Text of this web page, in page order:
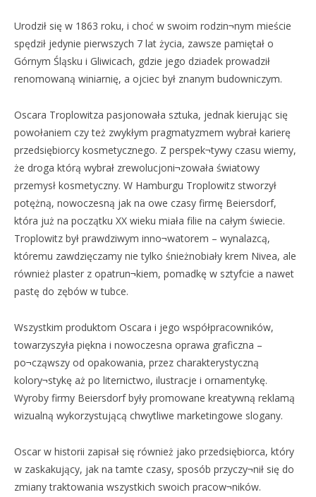
Urodził się w 1863 roku, i choć w swoim rodzin¬nym mieście
spędził jedynie pierwszych 7 lat życia, zawsze pamiętał o
Górnym Śląsku i Gliwicach, gdzie jego dziadek prowadził
renomowaną winiarnię, a ojciec był znanym budowniczym.
Oscara Troplowitza pasjonowała sztuka, jednak kierując się
powołaniem czy też zwykłym pragmatyzmem wybrał karierę
przedsiębiorcy kosmetycznego. Z perspek¬tywy czasu wiemy,
że droga którą wybrał zrewolucjoni¬zowała światowy
przemysł kosmetyczny. W Hamburgu Troplowitz stworzył
potężną, nowoczesną jak na owe czasy firmę Beiersdorf,
która już na początku XX wieku miała filie na całym świecie.
Troplowitz był prawdziwym inno¬watorem – wynalazcą,
któremu zawdzięczamy nie tylko śnieżnobiały krem Nivea, ale
również plaster z opatrun¬kiem, pomadkę w sztyfcie a nawet
pastę do zębów w tubce.
Wszystkim produktom Oscara i jego współpracowników,
towarzyszyła piękna i nowoczesna oprawa graficzna –
po¬cząwszy od opakowania, przez charakterystyczną
kolory¬stykę aż po liternictwo, ilustracje i ornamentykę.
Wyroby firmy Beiersdorf były promowane kreatywną reklamą
wizualną wykorzystującą chwytliwe marketingowe slogany.
Oscar w historii zapisał się również jako przedsiębiorca, który
w zaskakujący, jak na tamte czasy, sposób przyczy¬nił się do
zmiany traktowania wszystkich swoich pracow¬ników.